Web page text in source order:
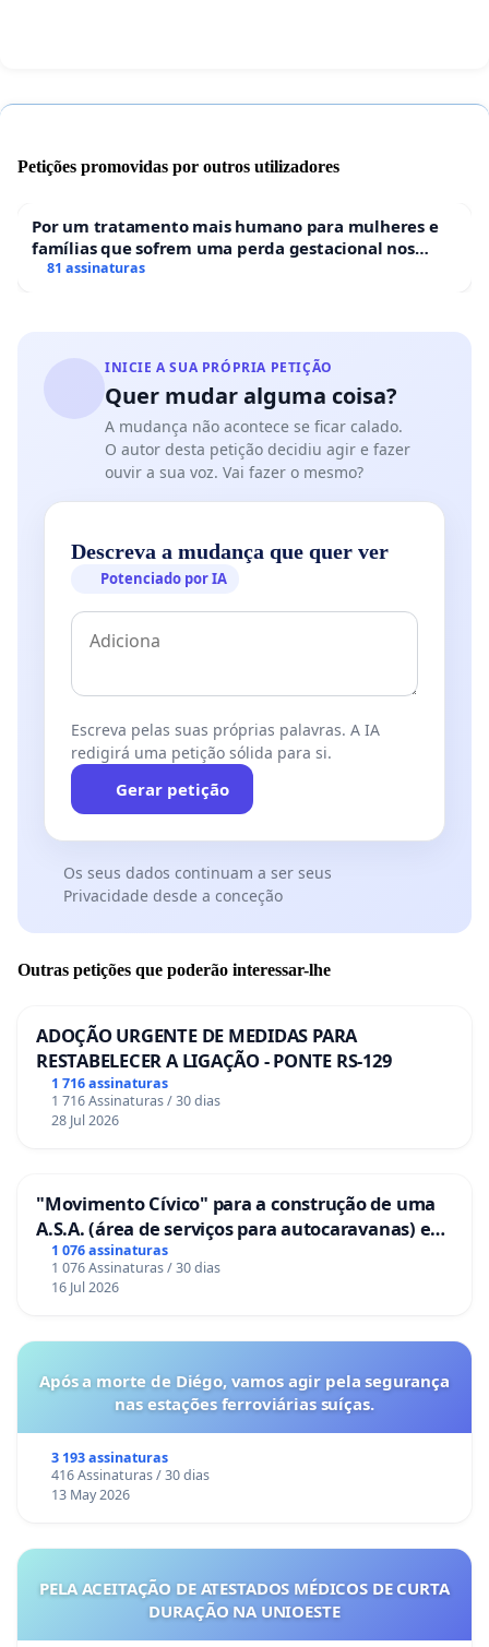
Petições promovidas por outros utilizadores
Por um tratamento mais humano para mulheres e
famílias que sofrem uma perda gestacional nos
hospitais portugueses
81 assinaturas
INICIE A SUA PRÓPRIA PETIÇÃO
Quer mudar alguma coisa?
A mudança não acontece se ficar calado.
O autor desta petição decidiu agir e fazer
ouvir a sua voz. Vai fazer o mesmo?
Descreva a mudança que quer ver
Potenciado por IA
Escreva pelas suas próprias palavras. A IA
redigirá uma petição sólida para si.
Gerar petição
Os seus dados continuam a ser seus
Privacidade desde a conceção
Outras petições que poderão interessar-lhe
ADOÇÃO URGENTE DE MEDIDAS PARA
RESTABELECER A LIGAÇÃO - PONTE RS-129
1 716 assinaturas
1 716 Assinaturas / 30 dias
28 Jul 2026
"Movimento Cívico" para a construção de uma
A.S.A. (área de serviços para autocaravanas) em
Coimbra
1 076 assinaturas
1 076 Assinaturas / 30 dias
16 Jul 2026
Após a morte de Diégo, vamos agir pela segurança
nas estações ferroviárias suíças.
3 193 assinaturas
416 Assinaturas / 30 dias
13 May 2026
PELA ACEITAÇÃO DE ATESTADOS MÉDICOS DE CURTA
DURAÇÃO NA UNIOESTE